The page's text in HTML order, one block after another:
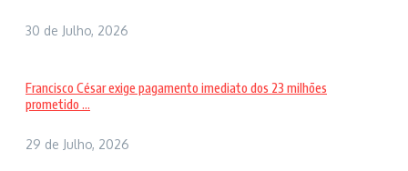
30 de Julho, 2026
Francisco César exige pagamento imediato dos 23 milhões
prometido ...
29 de Julho, 2026